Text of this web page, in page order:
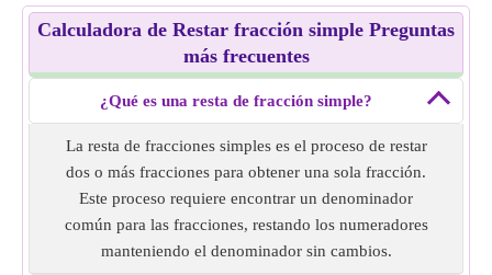
Ejemplo 3:
Encuentra la resta de fracción simple de 8/11 -
Solución:Ambas fracciones tienen denominadores
diferentes, haz que el denominador sea igual encontrando
el MCM de los denominadores. es decir, 16/22 y 7/22
Resta ambas fracciones, es decir, 16/22 - 7/22 = 9/22
Resta de fracción simple de8/11 - 7/22= 9/22.
Ejemplo 4:Encuentra la resta de fracción simple de 37/10 -
8.20/8 - 11/6 = 2/3
9.5/12 - 2/10 = 1/20
19/5 - 13/5 = 6/5
Calculadora de Restar fracción simple Preguntas
más frecuentes
¿Qué es una resta de fracción simple?
La resta de fracciones simples es el proceso de restar
dos o más fracciones para obtener una sola fracción.
Este proceso requiere encontrar un denominador
común para las fracciones, restando los numeradores
manteniendo el denominador sin cambios.